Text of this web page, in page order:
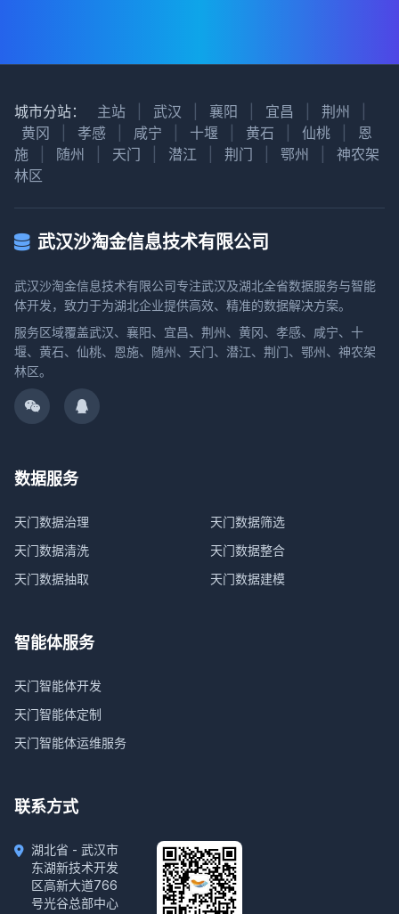
城市分站： 主站 武汉 襄阳 宜昌 荆州
黄冈
孝感 咸宁 十堰 黄石 仙桃
恩
施
随州 天门 潜江 荆门 鄂州
神农架
林区
武汉沙淘金信息技术有限公司
武汉沙淘金信息技术有限公司专注武汉及湖北全省数据服务与智能
体开发，致力于为湖北企业提供高效、精准的数据解决方案。
服务区域覆盖武汉、襄阳、宜昌、荆州、黄冈、孝感、咸宁、十
堰、黄石、仙桃、恩施、随州、天门、潜江、荆门、鄂州、神农架
林区。
数据服务
天门数据治理
天门数据筛选
天门数据清洗
天门数据整合
天门数据抽取
天门数据建模
智能体服务
天门智能体开发
天门智能体定制
天门智能体运维服务
联系方式
湖北省 - 武汉市
东湖新技术开发
区高新大道766
号光谷总部中心